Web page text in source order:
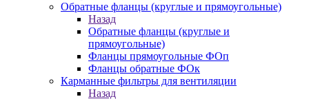
Обратные фланцы (круглые и прямоугольные)
Назад
Обратные фланцы (круглые и
прямоугольные)
Фланцы прямоугольные ФОп
Фланцы обратные ФОк
Карманные фильтры для вентиляции
Назад